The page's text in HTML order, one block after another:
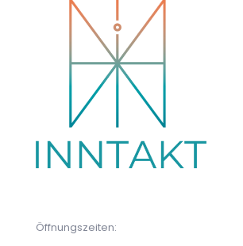
Öffnungszeiten: